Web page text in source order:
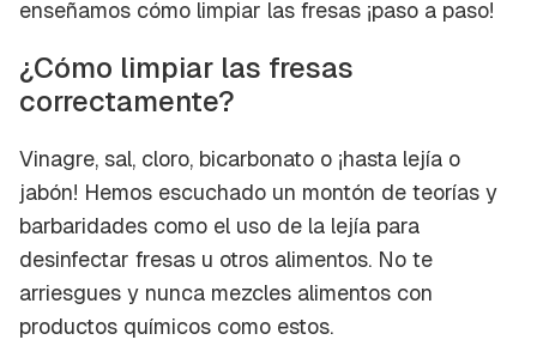
enseñamos cómo limpiar las fresas ¡paso a paso!
¿Cómo limpiar las fresas
correctamente?
Vinagre, sal, cloro, bicarbonato o ¡hasta lejía o
jabón! Hemos escuchado un montón de teorías y
barbaridades como el uso de la lejía para
desinfectar fresas u otros alimentos. No te
arriesgues y nunca mezcles alimentos con
productos químicos como estos.